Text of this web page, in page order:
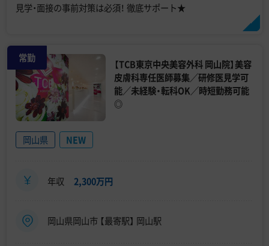
見学・面接の事前対策は必須！ 徹底サポート★
常勤
【TCB東京中央美容外科 岡山院】美容
皮膚科専任医師募集／研修医見学可
能／未経験・転科OK／時短勤務可能
◎
岡山県 NEW
年収 2,300万円
岡山県岡山市 【最寄駅】 岡山駅